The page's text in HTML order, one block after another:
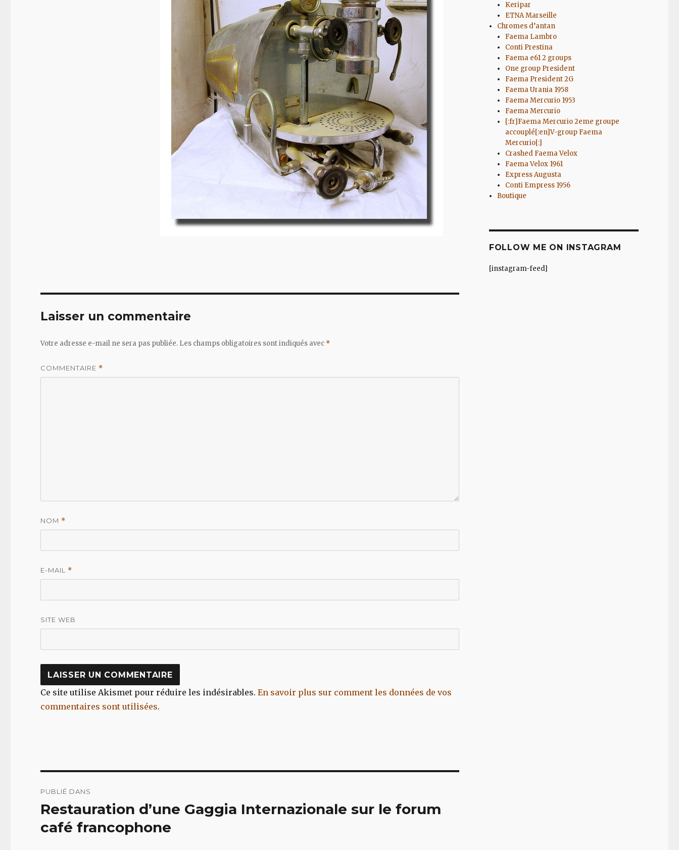
Laisser un commentaire
Votre adresse e-mail ne sera pas publiée. Les champs obligatoires sont indiqués avec *
COMMENTAIRE *
NOM *
E-MAIL *
SITE WEB
Ce site utilise Akismet pour réduire les indésirables.En savoir plus sur comment les données de vos
commentaires sont utilisées.
de
l’article
PUBLIÉ DANS
Restauration d’une Gaggia Internazionale sur le forum
café francophone
Keripar
ETNA Marseille
Chromes d’antan
Faema Lambro
Conti Prestina
Faema e61 2 groups
One group President
Faema President 2G
Faema Urania 1958
Faema Mercurio 1953
Faema Mercurio
[:fr]Faema Mercurio 2eme groupe
accouplé[:en]V-group Faema
Mercurio[:]
Crashed Faema Velox
Faema Velox 1961
Express Augusta
Conti Empress 1956
Boutique
FOLLOW ME ON INSTAGRAM
[instagram-feed]